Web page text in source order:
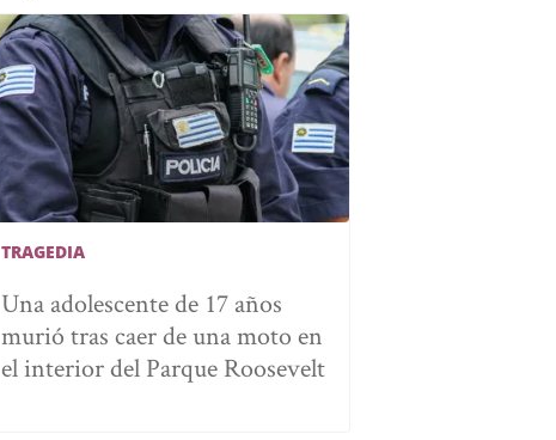
TRAGEDIA
Una adolescente de 17 años
murió tras caer de una moto en
el interior del Parque Roosevelt